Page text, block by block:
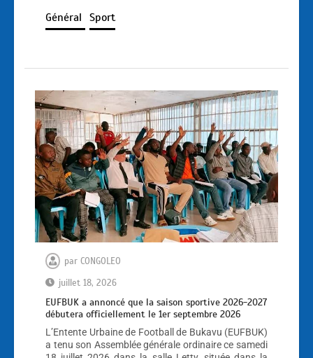
Général Sport
par CONGOLEO
juillet 18, 2026
EUFBUK a annoncé que la saison sportive 2026-2027
débutera officiellement le 1er septembre 2026
L’Entente Urbaine de Football de Bukavu (EUFBUK)
a tenu son Assemblée générale ordinaire ce samedi